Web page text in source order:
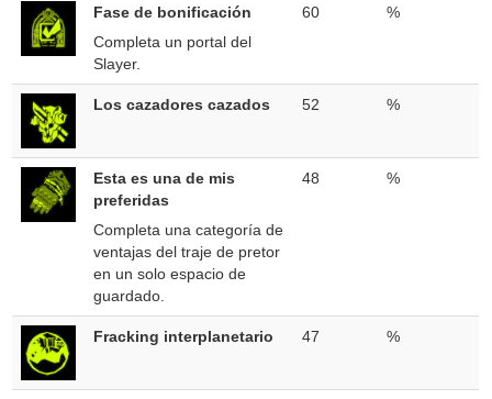
Fase de bonificación
Completa un portal del
Slayer.
60 %
Los cazadores cazados 52 %
Esta es una de mis
preferidas
Completa una categoría de
ventajas del traje de pretor
en un solo espacio de
guardado.
48 %
Fracking interplanetario 47 %